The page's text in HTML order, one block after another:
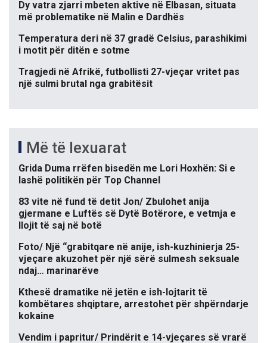
Dy vatra zjarri mbeten aktive në Elbasan, situata
më problematike në Malin e Dardhës
Temperatura deri në 37 gradë Celsius, parashikimi
i motit për ditën e sotme
Tragjedi në Afrikë, futbollisti 27-vjeçar vritet pas
një sulmi brutal nga grabitësit
Më të lexuarat
Grida Duma rrëfen bisedën me Lori Hoxhën: Si e
lashë politikën për Top Channel
83 vite në fund të detit Jon/ Zbulohet anija
gjermane e Luftës së Dytë Botërore, e vetmja e
llojit të saj në botë
Foto/ Një “grabitqare në anije, ish-kuzhinierja 25-
vjeçare akuzohet për një sërë sulmesh seksuale
ndaj… marinarëve
Kthesë dramatike në jetën e ish-lojtarit të
kombëtares shqiptare, arrestohet për shpërndarje
kokaine
Vendim i papritur/ Prindërit e 14-vjeçares së vrarë